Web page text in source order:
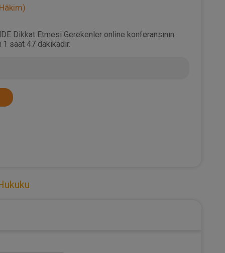
Dikkat Etmesi Gerekenler online konferansının
saat 47 dakikadır.